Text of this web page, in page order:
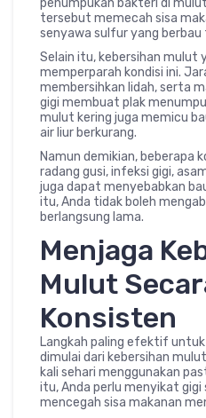
penumpukan bakteri di
tersebut memecah sisa
senyawa sulfur yang berbau
Selain itu, kebersihan mulut
memperparah kondisi ini.
membersihkan lidah, serta
gigi membuat plak
mulut kering juga memicu
air liur berkurang.
Namun demikian, beberapa
radang gusi, infeksi gigi,
juga dapat menyebabkan
itu, Anda tidak boleh
berlangsung lama.
Menjaga
Mulut
Konsisten
Langkah paling efektif
dimulai dari kebersihan
kali sehari menggunakan
itu, Anda perlu menyikat
mencegah sisa makanan